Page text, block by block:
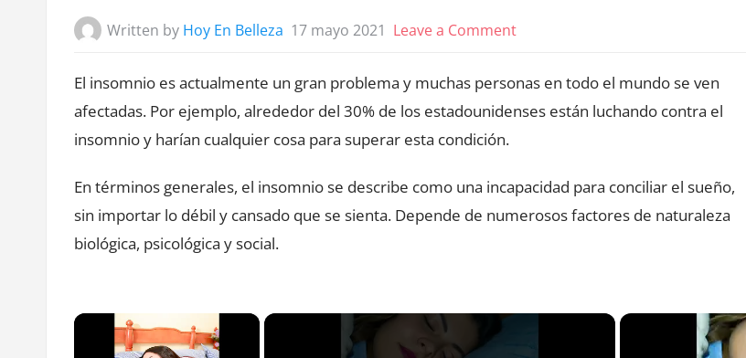
Written by Hoy En Belleza 17 mayo 2021 Leave a Commenton
usar
¼
de
nuez
a
El insomnio es actualmente un gran problema y muchas personas en todo el mundo se ven
afectadas. Por ejemplo, alrededor del 30% de los estadounidenses están luchando contra el
insomnio y harían cualquier cosa para superar esta condición.
En términos generales, el insomnio se describe como una incapacidad para conciliar el sueño,
sin importar lo débil y cansado que se sienta. Depende de numerosos factores de naturaleza
biológica, psicológica y social.
×